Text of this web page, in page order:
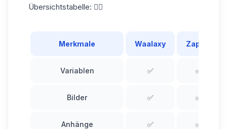
Übersichtstabelle: 👇🏼
Merkmale Waalaxy Zaplify
Variablen ✅ ✅
Bilder ✅ ✅
Anhänge ✅ ✅